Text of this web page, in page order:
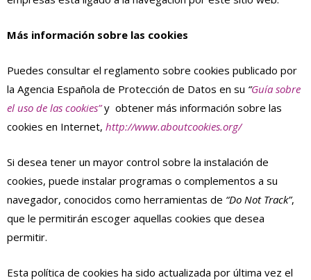
Más información sobre las cookies
Puedes consultar el reglamento sobre cookies publicado por
la Agencia Española de Protección de Datos en su “Guía sobre
el uso de las cookies”y obtener más información sobre las
cookies en Internet, http://www.aboutcookies.org/
Si desea tener un mayor control sobre la instalación de
cookies, puede instalar programas o complementos a su
navegador, conocidos como herramientas de “Do Not Track”,
que le permitirán escoger aquellas cookies que desea
permitir.
Esta política de cookies ha sido actualizada por última vez el